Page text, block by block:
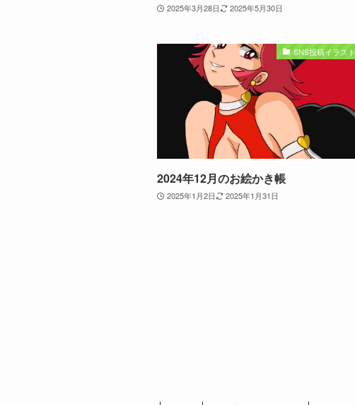
2025年3月28日 2025年5月30日
SNS投稿イラスト
2024年12月のお絵かき帳
2025年1月2日 2025年1月31日